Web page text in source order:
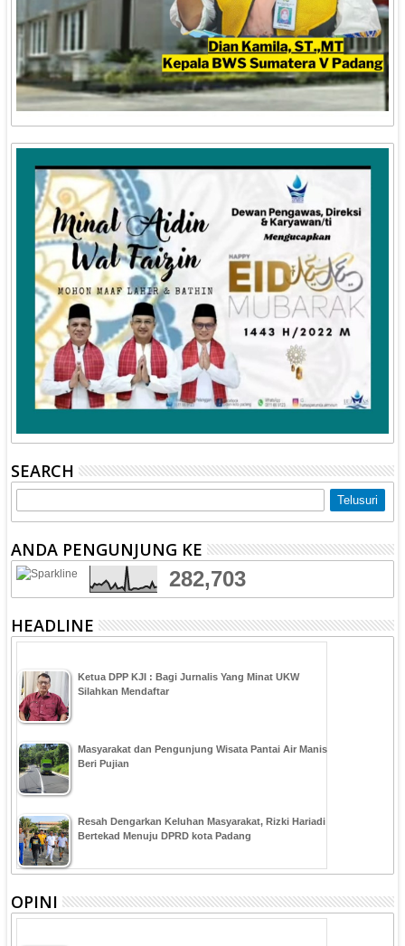
SEARCH
ANDA PENGUNJUNG KE
282,703
HEADLINE
Ketua DPP KJI : Bagi Jurnalis Yang Minat UKW
Silahkan Mendaftar
Masyarakat dan Pengunjung Wisata Pantai Air Manis
Beri Pujian
Resah Dengarkan Keluhan Masyarakat, Rizki Hariadi
Bertekad Menuju DPRD kota Padang
OPINI